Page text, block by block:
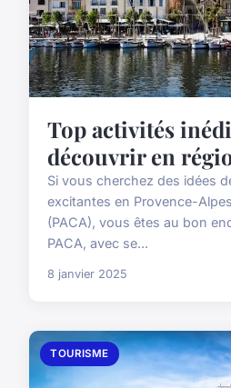
Top activités
découvrir en
Si vous cherchez des idées
excitantes en Provence-
(PACA), vous êtes au bon
PACA, avec se...
8 janvier 2025
TOURISME